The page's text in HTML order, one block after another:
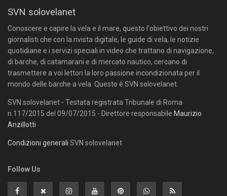
SVN solovelanet
Conoscere e capire la vela e il mare, questo l'obiettivo dei nostri
giornalisti che con la rivista digitale, le guide di vela, le notizie
quotidiane e i servizi speciali in video che trattano di navigazione,
di barche, di catamarani e di mercato nautico, cercano di
trasmettere a voi lettori la loro passione incondizionata per il
mondo delle barche a vela. Questo è SVN solovelanet.
SVN solovelanet - Testata registrata Tribunale di Roma
n.117/2015 del 09/07/2015 - Direttore responsabile Maurizio
Anzillotti
Condizioni generali SVN solovelanet
Follow Us